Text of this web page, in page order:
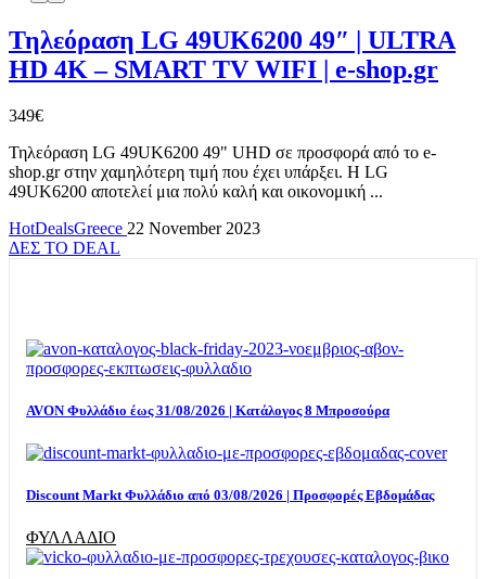
Τηλεόραση LG 49UK6200 49″ | ULTRA
HD 4Κ – SMART TV WIFI | e-shop.gr
349€
Τηλεόραση LG 49UK6200 49" UHD σε προσφορά από το e-
shop.gr στην χαμηλότερη τιμή που έχει υπάρξει. H LG
49UK6200 αποτελεί μια πολύ καλή και οικονομική ...
HotDealsGreece 22 November 2023
ΔΕΣ ΤΟ DEAL
AVON Φυλλάδιο έως 31/08/2026 | Κατάλογος 8 Μπροσούρα
Discount Markt Φυλλάδιο από 03/08/2026 | Προσφορές Εβδομάδας
ΦΥΛΛΑΔΙΟ